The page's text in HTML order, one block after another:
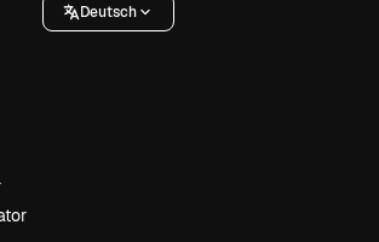
Deutsch